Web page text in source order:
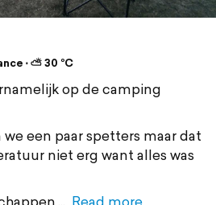
⋅ ⛅ 30 °C
op de camping
een paar spetters maar dat
niet erg want alles was